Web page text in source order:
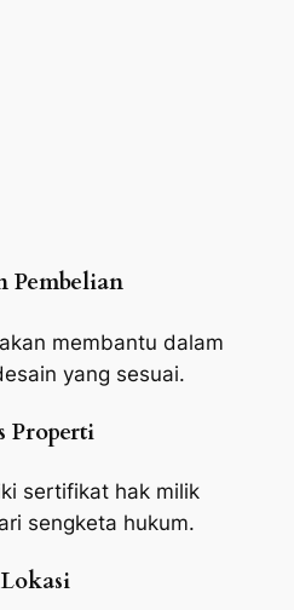
Pembelian
membantu dalam
yang sesuai.
Properti
sertifikat hak milik
sengketa hukum.